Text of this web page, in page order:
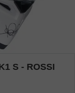
S - ROSSI